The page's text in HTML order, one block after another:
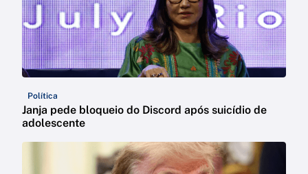
Política
Janja pede bloqueio do Discord após suicídio de
adolescente